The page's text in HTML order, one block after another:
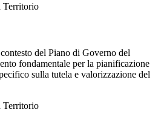
Territorio
del Piano di Governo del
fondamentale per la pianificazione
sulla tutela e valorizzazione del
Territorio